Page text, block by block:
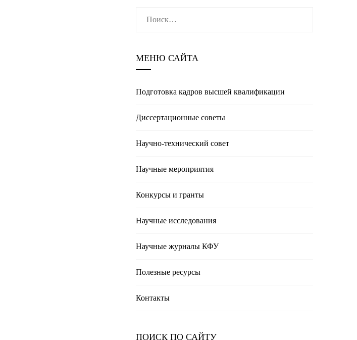
МЕНЮ САЙТА
Подготовка кадров высшей квалификации
Диссертационные советы
Научно-технический совет
Научные мероприятия
Конкурсы и гранты
Научные исследования
Научные журналы КФУ
Полезные реcурсы
Контакты
ПОИСК ПО САЙТУ